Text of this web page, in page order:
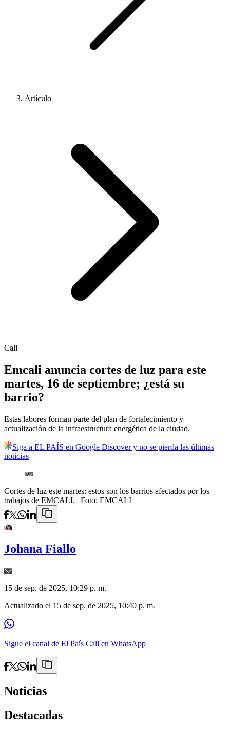
Artículo
Cali
Emcali anuncia cortes de luz para este
martes, 16 de septiembre; ¿está su
barrio?
Estas labores forman parte del plan de fortalecimiento y
actualización de la infraestructura energética de la ciudad.
Siga a EL PAÍS en Google Discover y no se pierda las últimas
noticias
Cortes de luz este martes: estos son los barrios afectados por los
trabajos de EMCALI. | Foto: EMCALI
Johana Fiallo
15 de sep. de 2025, 10:29 p. m.
Actualizado el 15 de sep. de 2025, 10:40 p. m.
Sigue el canal de El País Cali en WhatsApp
Noticias
Destacadas